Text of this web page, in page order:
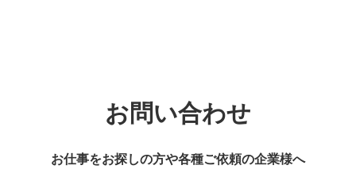
お問い合わせ
お仕事をお探しの方や各種ご依頼の企業様へ